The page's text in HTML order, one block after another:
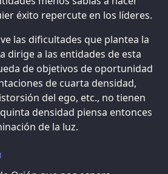
éxito repercute en los líderes.
las dificultades que plantea la
dirige a las entidades de esta
de objetivos de oportunidad
de cuarta densidad,
del ego, etc., no tienen
densidad piensa entonces
de la luz.